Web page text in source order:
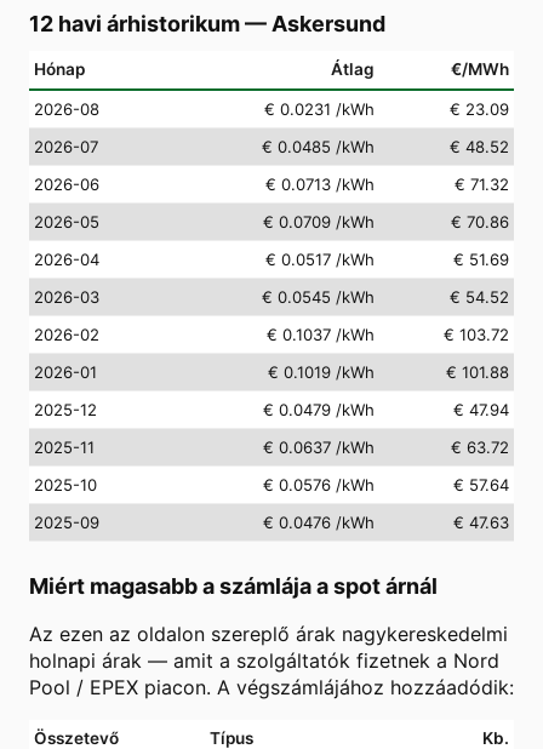
12 havi árhistorikum— Askersund
Hónap Átlag €/MWh
2026-08 € 0.0231 /kWh
€ 23.09
2026-07
€ 0.0485 /kWh
€ 48.52
2026-06
€ 0.0713 /kWh
€ 71.32
2026-05
€ 0.0709 /kWh
€ 70.86
2026-04
€ 0.0517 /kWh
€ 51.69
2026-03
€ 0.0545 /kWh
€ 54.52
2026-02
€ 0.1037 /kWh
€ 103.72
2026-01
€ 0.1019 /kWh
€ 101.88
2025-12
€ 0.0479 /kWh
€ 47.94
2025-11
€ 0.0637 /kWh
€ 63.72
2025-10
€ 0.0576 /kWh
€ 57.64
2025-09
€ 0.0476 /kWh € 47.63
Miért magasabb a számlája a spot árnál
Az ezen az oldalon szereplő árak nagykereskedelmi
holnapi árak — amit a szolgáltatók fizetnek a Nord
Pool / EPEX piacon. A végszámlájához hozzáadódik:
Összetevő Típus Kb.